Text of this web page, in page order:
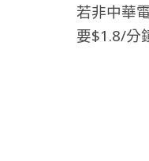
若非中華
要$1.8/分